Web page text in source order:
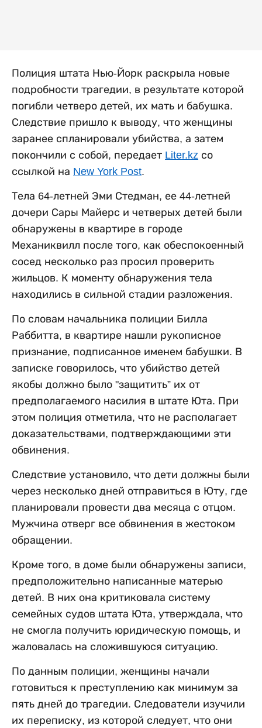
Полиция штата Нью-Йорк раскрыла новые
подробности трагедии, в результате которой
погибли четверо детей, их мать и бабушка.
Следствие пришло к выводу, что женщины
заранее спланировали убийства, а затем
покончили с собой, передает Liter.kz со
ссылкой на New York Post.
Тела 64-летней Эми Стедман, ее 44-летней
дочери Сары Майерс и четверых детей были
обнаружены в квартире в городе
Механиквилл после того, как обеспокоенный
сосед несколько раз просил проверить
жильцов. К моменту обнаружения тела
находились в сильной стадии разложения.
По словам начальника полиции Билла
Раббитта, в квартире нашли рукописное
признание, подписанное именем бабушки. В
записке говорилось, что убийство детей
якобы должно было "защитить” их от
предполагаемого насилия в штате Юта. При
этом полиция отметила, что не располагает
доказательствами, подтверждающими эти
обвинения.
Следствие установило, что дети должны были
через несколько дней отправиться в Юту, где
планировали провести два месяца с отцом.
Мужчина отверг все обвинения в жестоком
обращении.
Кроме того, в доме были обнаружены записи,
предположительно написанные матерью
детей. В них она критиковала систему
семейных судов штата Юта, утверждала, что
не смогла получить юридическую помощь, и
жаловалась на сложившуюся ситуацию.
По данным полиции, женщины начали
готовиться к преступлению как минимум за
пять дней до трагедии. Следователи изучили
их переписку, из которой следует, что они